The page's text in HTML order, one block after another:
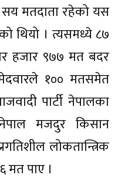
मतदाता रहेको यस
थियो । त्यसमध्ये ८७
हजार ९७७ मत बदर
१०० मतसमेत
पार्टी नेपालका
मजदुर किसान
लोकतान्त्रिक
मत पाए ।